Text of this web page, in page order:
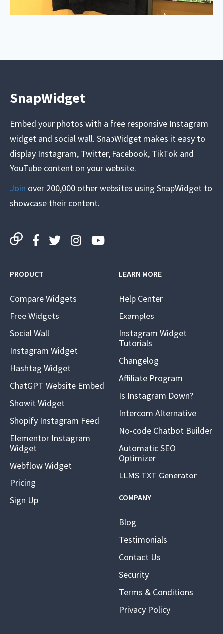
SnapWidget
Embed your photos with a free responsive Instagram
widget and social wall. SnapWidget makes it easy to
display Instagram, Twitter, Facebook, TikTok and
YouTube content on your website.
Join over 200,000 other websites using SnapWidget to
showcase their content.
PRODUCT
Compare Widgets
Free Widgets
Social Wall
Instagram Widget
Hashtag Widget
ChatGPT Website Embed
Showit Widget
Shopify Instagram Feed
Elementor Instagram
Widget
Webflow Widget
Pricing
Sign Up
LEARN MORE
Help Center
Examples
Instagram Widget
Tutorials
Changelog
Affiliate Program
Is Instagram Down?
Intercom Alternative
No-code Chatbot Builder
Automatic SEO
Optimizer
LLMS TXT Generator
COMPANY
Blog
Testimonials
Contact Us
Security
Terms & Conditions
Privacy Policy